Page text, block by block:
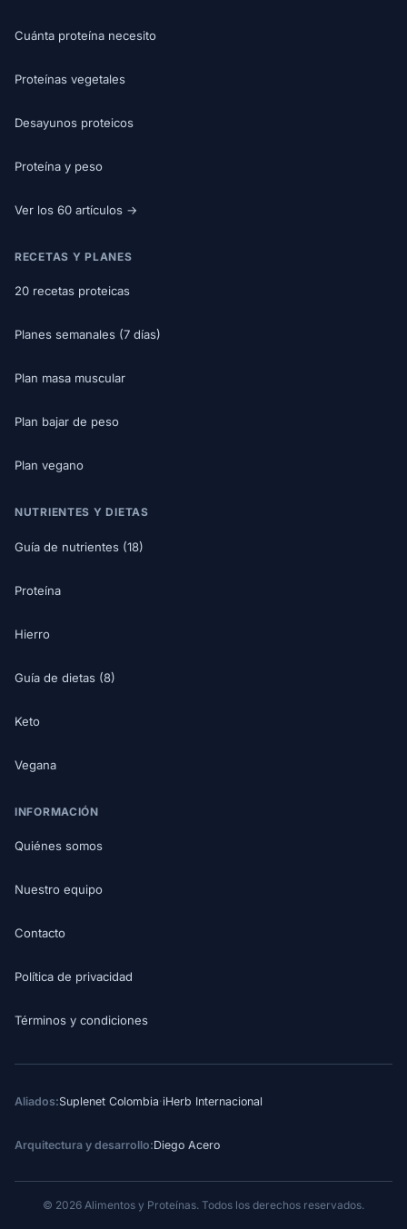
Cuánta proteína necesito
Proteínas vegetales
Desayunos proteicos
Proteína y peso
Ver los 60 artículos →
RECETAS Y PLANES
20 recetas proteicas
Planes semanales (7 días)
Plan masa muscular
Plan bajar de peso
Plan vegano
NUTRIENTES Y DIETAS
Guía de nutrientes (18)
Proteína
Hierro
Guía de dietas (8)
Keto
Vegana
INFORMACIÓN
Quiénes somos
Nuestro equipo
Contacto
Política de privacidad
Términos y condiciones
Aliados:Suplenet Colombia·iHerb Internacional
Arquitectura y desarrollo:Diego Acero
© 2026 Alimentos y Proteínas. Todos los derechos reservados.